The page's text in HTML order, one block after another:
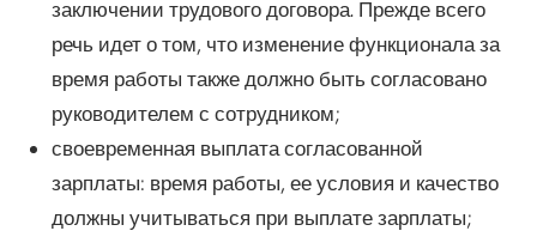
заключении трудового договора. Прежде всего
речь идет о том, что изменение функционала за
время работы также должно быть согласовано
руководителем с сотрудником;
своевременная выплата согласованной
зарплаты: время работы, ее условия и качество
должны учитываться при выплате зарплаты;